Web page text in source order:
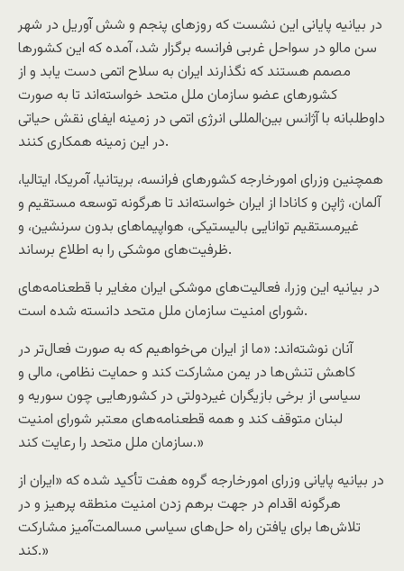
در بیانیه پایانی این نشست که روزهای پنجم و شش آوریل در شهر
سن مالو در سواحل غربی فرانسه برگزار شد، آمده که این کشورها
مصمم هستند که نگذارند ایران به سلاح اتمی دست یابد و از
کشورهای عضو سازمان ملل متحد خواسته‌اند تا به صورت
داوطلبانه با آژانس بین‌المللی انرژی اتمی در زمینه ایفای نقش حیاتی
در این زمینه همکاری کنند.
همچنین وزرای امورخارجه کشورهای فرانسه، بریتانیا، آمریکا، ایتالیا،
آلمان، ژاپن و کانادا از ایران خواسته‌اند تا هرگونه توسعه مستقیم و
غیرمستقیم توانایی بالیستیکی، هواپیماهای بدون سرنشین، و
ظرفیت‌های موشکی را به اطلاع برساند.
در بیانیه این وزرا، فعالیت‌های موشکی ایران مغایر با قطعنامه‌های
شورای امنیت سازمان ملل متحد دانسته شده است.
آنان نوشته‌اند: «ما از ایران می‌خواهیم که به صورت فعال‌تر در
کاهش تنش‌ها در یمن مشارکت کند و حمایت نظامی، مالی و
سیاسی از برخی بازیگران غیردولتی در کشورهایی چون سوریه و
لبنان متوقف کند و همه قطعنامه‌های معتبر شورای امنیت
سازمان ملل متحد را رعایت کند.»
در بیانیه پایانی وزرای امورخارجه گروه هفت تأکید شده که «ایران از
هرگونه اقدام در جهت برهم زدن امنیت منطقه پرهیز و در
تلاش‌ها برای یافتن راه حل‌های سیاسی مسالمت‌آمیز مشارکت
کند.»